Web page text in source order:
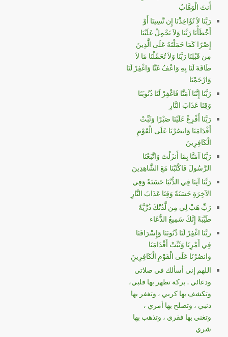
أَنتَ الْوَهَّابُ
رَبَّنَا لاَ تُؤَاخِذْنَا إِن نَّسِينَا أَوْ
أَخْطَأْنَا رَبَّنَا وَلاَ تَحْمِلْ عَلَيْنَا
إِصْرًا كَمَا حَمَلْتَهُ عَلَى الَّذِينَ
مِن قَبْلِنَا رَبَّنَا وَلاَ تُحَمِّلْنَا مَا لاَ
طَاقَةَ لَنَا بِهِ وَاعْفُ عَنَّا وَاغْفِرْ لَنَا
وَارْحَمْنَا
رَبَّنَا إِنَّنَا آمَنَّا فَاغْفِرْ لَنَا ذُنُوبَنَا
وَقِنَا عَذَابَ النَّارِ
رَبَّنَا أَفْرِغْ عَلَيْنَا صَبْرًا وَثَبِّتْ
أَقْدَامَنَا وَانصُرْنَا عَلَى الْقَوْمِ
الْكَافِرِينَ
رَبَّنَا آمَنَّا بِمَا أَنزَلْتَ وَاتَّبَعْنَا
الرَّسُولَ فَاكْتُبْنَا مَعَ الشَّاهِدِينَ
رَبَّنَا آتِنَا فِي الدُّنْيَا حَسَنَةً وَفِي
الآخِرَةِ حَسَنَةً وَقِنَا عَذَابَ النَّارِ
رَبِّ هَبْ لِي مِن لَّدُنْكَ ذُرِّيَّةً
طَيِّبَةً إِنَّكَ سَمِيعُ الدُّعَاء
ربَّنَا اغْفِرْ لَنَا ذُنُوبَنَا وَإِسْرَافَنَا
فِي أَمْرِنَا وَثَبِّتْ أَقْدَامَنَا
وانصُرْنَا عَلَى الْقَوْمِ الْكَافِرِينَِ
اللهم إني أسألك في صلاتي
ودعائي . بركة تطهر بها قلبي،
وتكشف بها كربي ، وتغفر بها
ذنبي ، وتصلح بها أمري ،
وتغني بها فقري ، وتذهب بها
شري